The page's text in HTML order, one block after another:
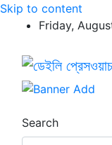
Skip to content
Friday,
ডেইলি
ডেইলি প্রেসওয়াচ
Search